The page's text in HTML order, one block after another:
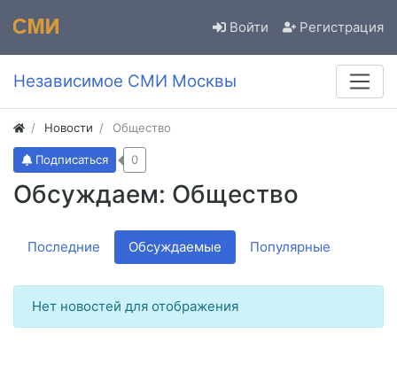
Войти Регистрация
Независимое СМИ Москвы
Новости Общество
Обсуждаем: Общество
Подписаться 0
Последние Обсуждаемые Популярные
Нет новостей для отображения